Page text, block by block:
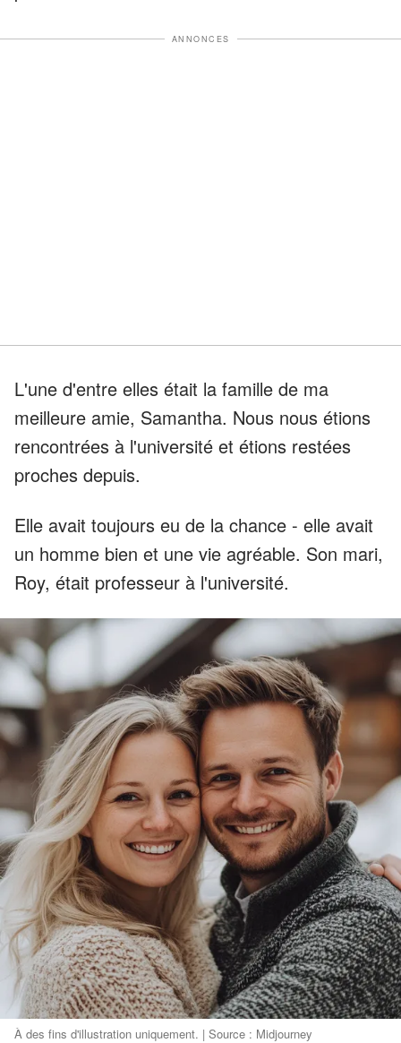
ANNONCES
L'une d'entre elles était la famille de ma
meilleure amie, Samantha. Nous nous étions
rencontrées à l'université et étions restées
proches depuis.
Elle avait toujours eu de la chance - elle avait
un homme bien et une vie agréable. Son mari,
Roy, était professeur à l'université.
À des fins d'illustration uniquement. | Source : Midjourney